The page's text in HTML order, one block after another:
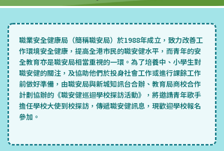
職業安全健康局（簡稱職安局）於1988年成立，致力改善工
作環境安全健康，提高全港市民的職安健水平，而青年的安
全教育亦是職安局相當重視的一環。為了培養中、小學生對
職安健的關注，及協助他們於投身社會工作或進行課餘工作
前做好準備，由職安局與新城知訊台合辦、教育局商校合作
計劃協辦的《職安健巡迴學校探訪活動》，將邀請青年歌手
擔任學校大使到校探訪，傳遞職安健訊息，現歡迎學校報名
參加。